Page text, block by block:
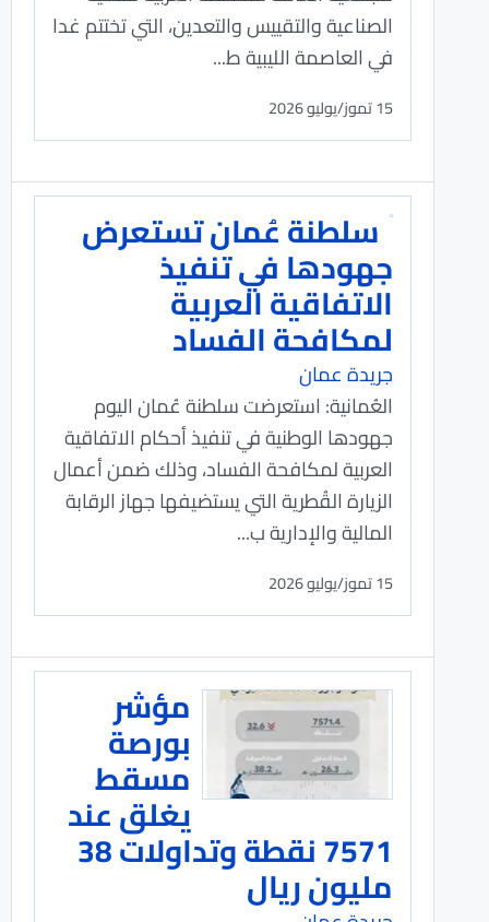
الصناعية والتقييس والتعدين، التي تختتم غدا
في العاصمة الليبية ط...
15 تموز/يوليو 2026
سلطنة عُمان تستعرض
جهودها في تنفيذ
الاتفاقية العربية
لمكافحة الفساد
جريدة عمان
العُمانية: استعرضت سلطنة عُمان اليوم
جهودها الوطنية في تنفيذ أحكام الاتفاقية
العربية لمكافحة الفساد، وذلك ضمن أعمال
الزيارة القُطرية التي يستضيفها جهاز الرقابة
المالية والإدارية ب...
15 تموز/يوليو 2026
مؤشر
بورصة
مسقط
يغلق عند
7571 نقطة وتداولات 38
مليون ريال